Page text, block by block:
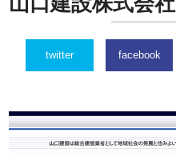
twitter facebook